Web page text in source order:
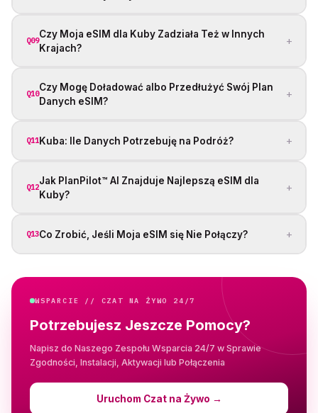
Q09
Czy Moja eSIM dla Kuby Zadziała Też w Innych
Krajach?
+
Q10
Czy Mogę Doładować albo Przedłużyć Swój Plan
Danych eSIM?
+
Q11Kuba: Ile Danych Potrzebuję na Podróż? +
Q12
Jak PlanPilot™ AI Znajduje Najlepszą eSIM dla
Kuby?
+
Q13Co Zrobić, Jeśli Moja eSIM się Nie Połączy? +
WSPARCIE // CZAT NA ŻYWO 24/7
Potrzebujesz Jeszcze Pomocy?
Napisz do Naszego Zespołu Wsparcia 24/7 w Sprawie
Zgodności, Instalacji, Aktywacji lub Połączenia
Uruchom Czat na Żywo →